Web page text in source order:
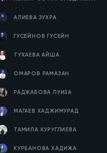
АЛИЕВА ЗУХРА
ГУСЕЙНОВ ГУСЕЙН
ТУХАЕВА АЙША
ОМАРОВ РАМАЗАН
РАДЖАБОВА ЛУИЗА
МАГАЕВ ХАДЖИМУРАД
ТАМИЛА КУРУГЛИЕВА
КУРБАНОВА ХАДИЖА